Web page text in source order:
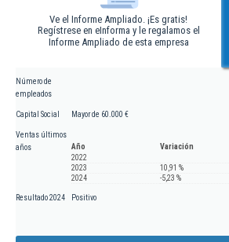
Ve el Informe Ampliado. ¡Es gratis!
Regístrese en eInforma y le regalamos el
Informe Ampliado de esta empresa
Número de
empleados
Capital Social Mayor de 60.000 €
Ventas últimos
años
Año
Variación
2022
2023
10,91 %
2024
-5,23 %
Resultado 2024 Positivo